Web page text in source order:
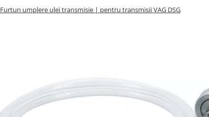
Furtun umplere ulei transmisie | pentru transmisii VAG DSG